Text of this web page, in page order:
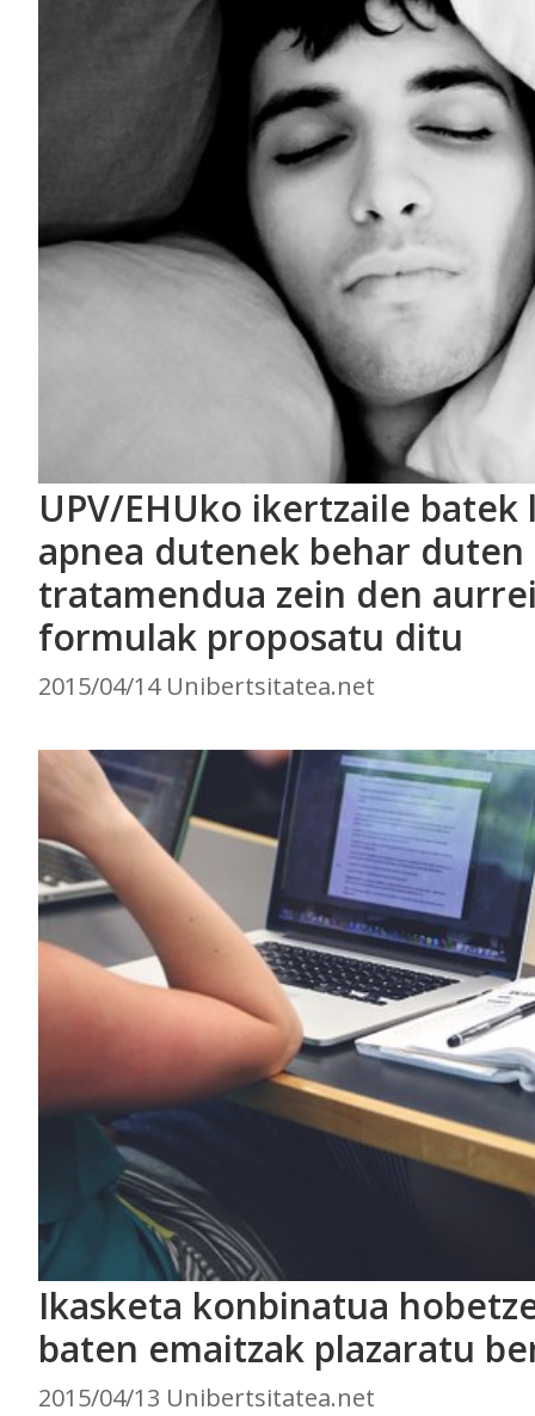
UPV/EHUko ikertzaile batek
apnea dutenek behar duten
tratamendua zein den
formulak proposatu ditu
2015/04/14 Unibertsitatea.net
Ikasketa konbinatua
baten emaitzak plazaratu
2015/04/13 Unibertsitatea.net